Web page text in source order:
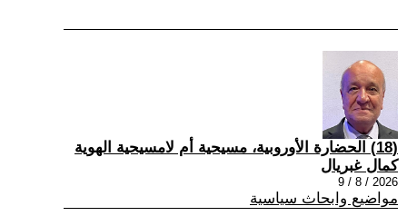
(18) الحضارة الأوروبية، مسيحية أم لامسيحية الهوية
كمال غبريال
2026 / 8 / 9
مواضيع وابحاث سياسية